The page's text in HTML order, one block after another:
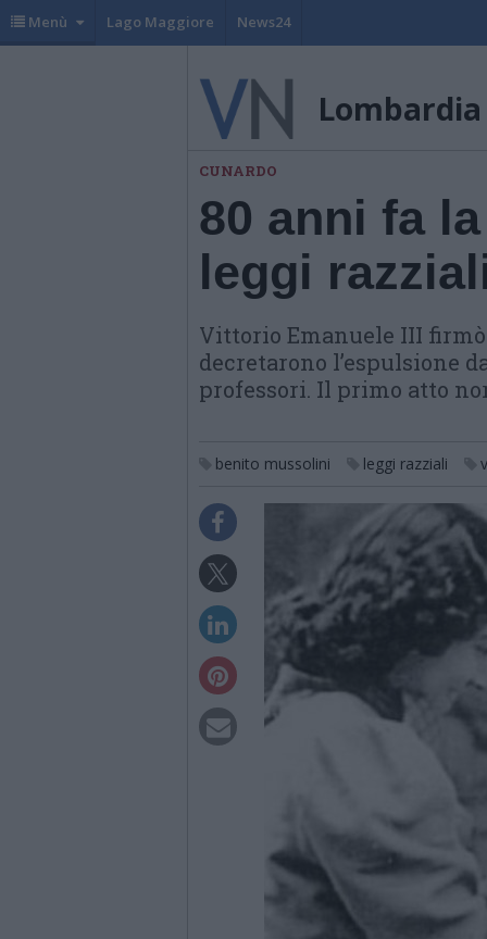
Menù Lago Maggiore News24
Lombardia
CUNARDO
80 anni fa
leggi
Vittorio Emanuele III firmò
decretarono l’espulsione
professori. Il primo atto
benito mussolini leggi razziali